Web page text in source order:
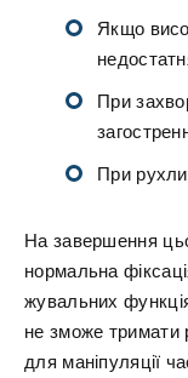
Якщо
При
При
На завершення
нормальна
жувальних
не зможе тримати
для маніпуляції